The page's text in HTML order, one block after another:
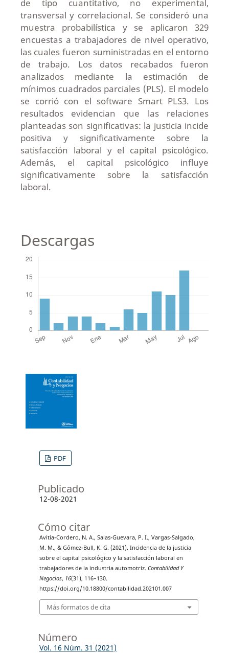
de tipo cuantitativo, no experimental,
transversal y correlacional. Se consideró una
muestra probabilística y se aplicaron 329
encuestas a trabajadores de nivel operativo,
las cuales fueron suministradas en el entorno
de trabajo. Los datos recabados fueron
analizados mediante la estimación de
mínimos cuadrados parciales (PLS). El modelo
se corrió con el software Smart PLS3. Los
resultados evidencian que las relaciones
planteadas son significativas: la justicia incide
positiva y significativamente sobre la
satisfacción laboral y el capital psicológico.
Además, el capital psicológico influye
significativamente sobre la satisfacción
laboral.
Descargas
PDF
Publicado
12-08-2021
Cómo citar
Avitia-Cordero, N. A., Salas-Guevara, P. I., Vargas-Salgado,
M. M., & Gómez-Bull, K. G. (2021). Incidencia de la justicia
sobre el capital psicológico y la satisfacción laboral en
trabajadores de la industria automotriz. Contabilidad Y
Negocios, 16(31), 116–130.
https://doi.org/10.18800/contabilidad.202101.007
Más formatos de cita
Número
Vol. 16 Núm. 31 (2021)